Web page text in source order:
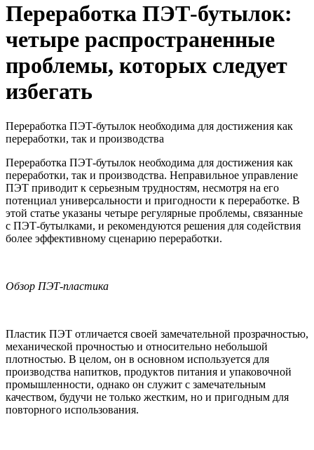
Переработка ПЭТ-бутылок:
четыре распространенные
проблемы, которых следует
избегать
Переработка ПЭТ-бутылок необходима для достижения как
переработки, так и производства
Переработка ПЭТ-бутылок необходима для достижения как
переработки, так и производства. Неправильное управление
ПЭТ приводит к серьезным трудностям, несмотря на его
потенциал универсальности и пригодности к переработке. В
этой статье указаны четыре регулярные проблемы, связанные
с ПЭТ-бутылками, и рекомендуются решения для содействия
более эффективному сценарию переработки.
Обзор ПЭТ-пластика
Пластик ПЭТ отличается своей замечательной прозрачностью,
механической прочностью и относительно небольшой
плотностью. В целом, он в основном используется для
производства напитков, продуктов питания и упаковочной
промышленности, однако он служит с замечательным
качеством, будучи не только жестким, но и пригодным для
повторного использования.